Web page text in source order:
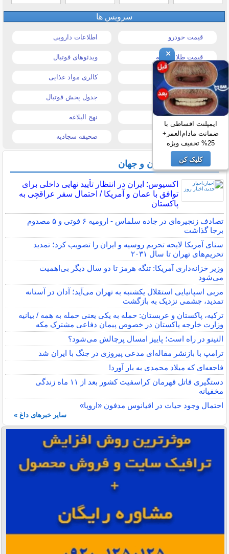
سرویس ها
قیمت خودرو اطلاعات دارویی
قیمت طلا و سکه ویدئوهای فوتبال
قیمت دلار کالری مواد غذایی
قیمت موبایل جدول پخش فوتبال
قیمت تبلت نهج البلاغه
تیتر روزنامه ها صحیفه سجادیه
آخرین اخبار ایران و جهان
اکسیوس: ایران در انتظار تأیید نهایی داخلی برای
توافق با عمان و آمریکا / احتمال سفر عراقچی به
پاکستان
تصادف زنجیره‌ای در جاده سلماس - ارومیه ۶ فوتی و ۵ مصدوم
برجا گذاشت
سنای آمریکا لایحه تحریم روسیه و ایران را تصویب کرد؛ تمدید
تحریم‌های تهران تا سال ۲۰۳۱
وزیر خزانه‌داری آمریکا: تنگه هرمز تا دو سال دیگر بی‌اهمیت
می‌شود
مربی اسپانیایی استقلال یکشنبه به تهران می‌آید؛ آدان در آستانه
تمدید، چشمی نزدیک به بازگشت
ترکیه، پاکستان و عربستان: حمله به یکی یعنی حمله به همه / بیانیه
وزارت خارجه پاکستان در خصوص پیمان دفاعی مشترک مکه
النینو در راه است؛ پاییز امسال پرچالش می‌شود؟
ترامپ با بازنشر مقاله‌ای مدعی پیروزی در جنگ با ایران شد
فاجعه‌ای که میلاد محمدی به بار آورد!
دستگیری قاتل قهرمان کراسفیت کشور بعد از ۱۱ ماه زندگی
مخفیانه
احتمال وجود حیات در اقیانوس مدفون «اروپا»
سایر خبرهای داغ »
×
ایمپلنت اقساطی با
ضمانت مادام‌العمر+
25% تخفیف ویژه
کلیک کن